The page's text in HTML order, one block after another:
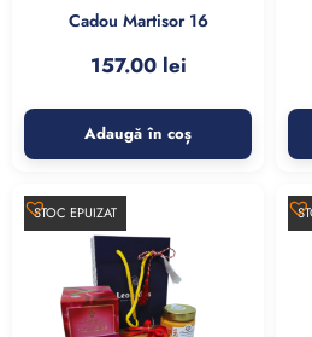
Cadou Martisor 16
157.00 lei
Adaugă în coș
STOC EPUIZAT